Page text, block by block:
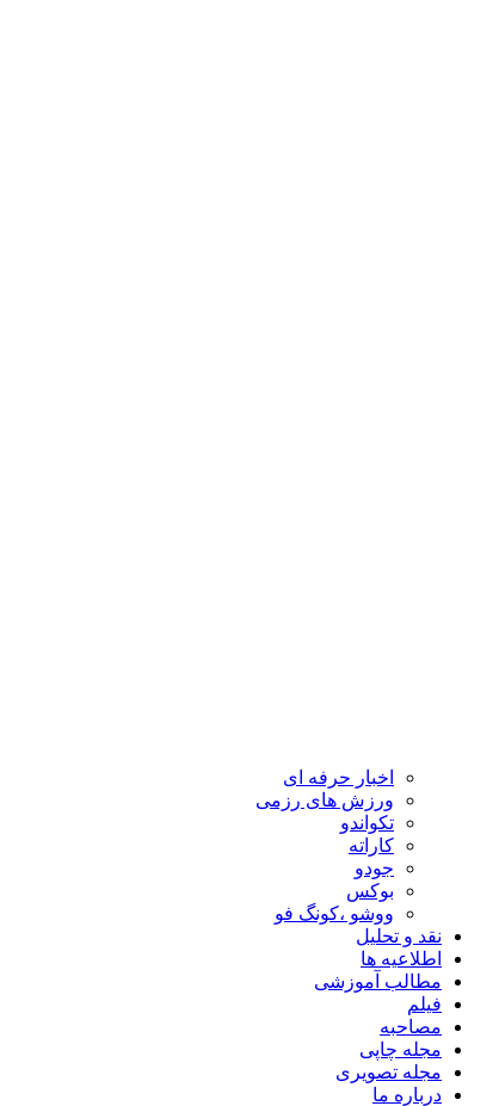
اخبار حرفه ای
ورزش های رزمی
تکواندو
کاراته
جودو
بوکس
ووشو ،کونگ فو
نقد و تحلیل
اطلاعیه ها
مطالب آموزشی
فیلم
مصاحبه
مجله چاپی
مجله تصویری
درباره ما